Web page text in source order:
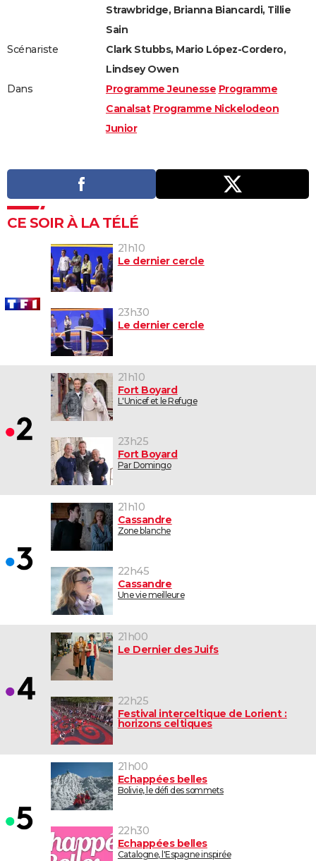
Strawbridge, Brianna Biancardi, Tillie
Sain
Scénariste
Clark Stubbs, Mario López-Cordero,
Lindsey Owen
Dans
Programme Jeunesse Programme
Canalsat Programme Nickelodeon
Junior
CE SOIR À LA TÉLÉ
21h10
Le dernier cercle
23h30
Le dernier cercle
21h10
Fort Boyard
L'Unicef et le Refuge
23h25
Fort Boyard
Par Domingo
21h10
Cassandre
Zone blanche
22h45
Cassandre
Une vie meilleure
21h00
Le Dernier des Juifs
22h25
Festival interceltique de Lorient :
horizons celtiques
21h00
Echappées belles
Bolivie, le défi des sommets
22h30
Echappées belles
Catalogne, l'Espagne inspirée